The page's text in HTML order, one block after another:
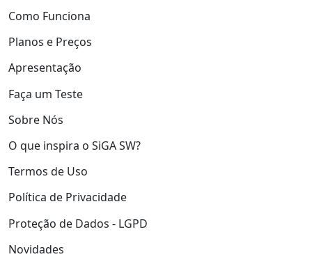
Como Funciona
Planos e Preços
Apresentação
Faça um Teste
Sobre Nós
O que inspira o SiGA SW?
Termos de Uso
Política de Privacidade
Proteção de Dados - LGPD
Novidades